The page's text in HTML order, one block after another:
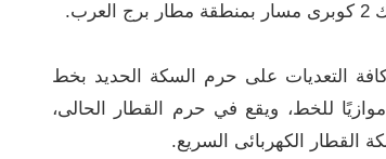
التعديات على حرم السكة الحديد بخط
للخط، ويقع في حرم القطار الحالى،
الكهربائى السريع.